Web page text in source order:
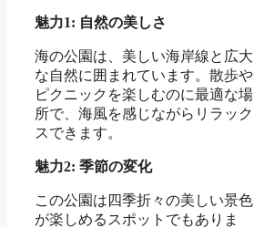
魅力1: 自然の美しさ
海の公園は、美しい海岸線と広大
な自然に囲まれています。散歩や
ピクニックを楽しむのに最適な場
所で、海風を感じながらリラック
スできます。
魅力2: 季節の変化
この公園は四季折々の美しい景色
が楽しめるスポットでもありま